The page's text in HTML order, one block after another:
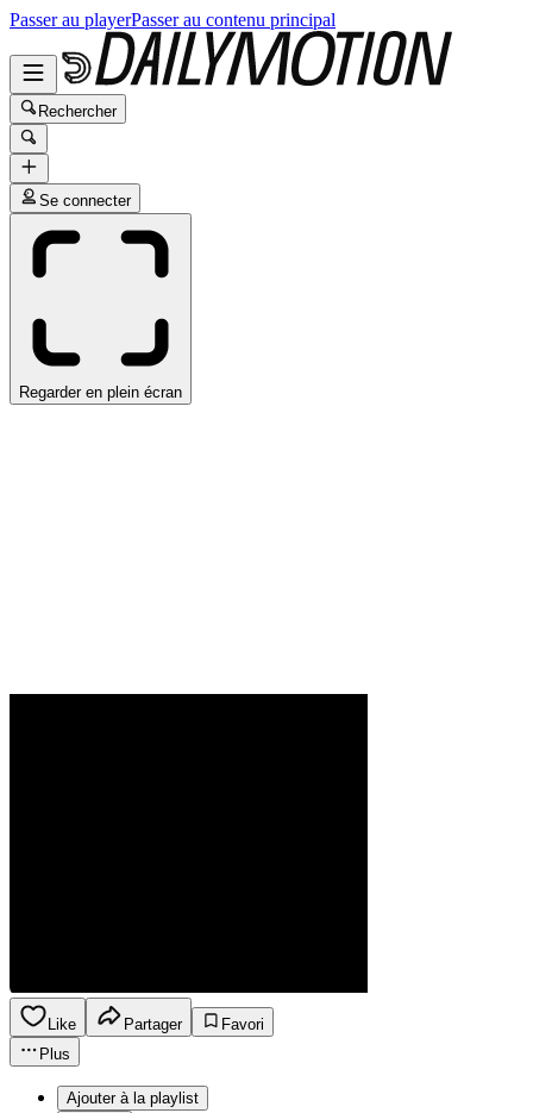
Passer au playerPasser au contenu principal
Rechercher
Se connecter
Regarder en plein écran
Like Partager
Favori
Plus
Ajouter à la playlist